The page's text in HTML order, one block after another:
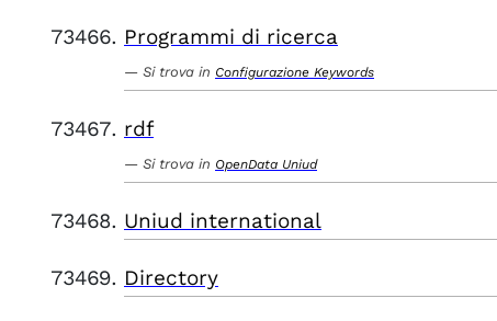
Programmi di ricerca
Si trova in Configurazione Keywords
rdf
Si trova in OpenData Uniud
Uniud international
Directory